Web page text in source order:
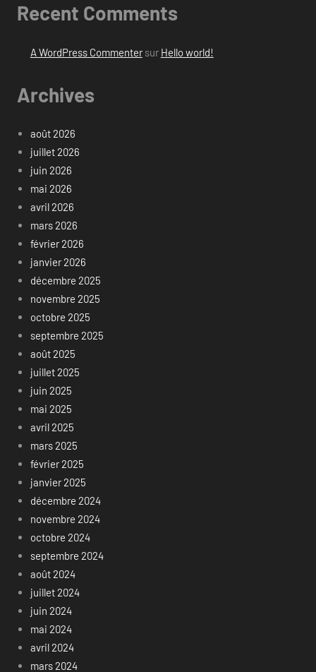
Recent Comments
A WordPress Commentersur Hello world!
Archives
août 2026
juillet 2026
juin 2026
mai 2026
avril 2026
mars 2026
février 2026
janvier 2026
décembre 2025
novembre 2025
octobre 2025
septembre 2025
août 2025
juillet 2025
juin 2025
mai 2025
avril 2025
mars 2025
février 2025
janvier 2025
décembre 2024
novembre 2024
octobre 2024
septembre 2024
août 2024
juillet 2024
juin 2024
mai 2024
avril 2024
mars 2024